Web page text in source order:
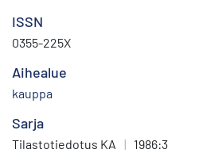
ISSN
0355-225X
Aihealue
kauppa
Sarja
Tilastotiedotus KA | 1986:3